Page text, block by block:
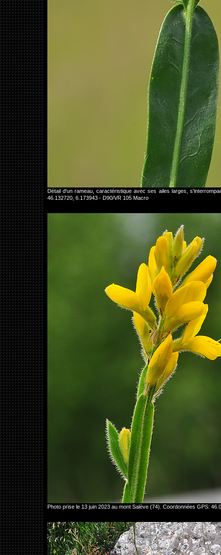
Détail d'un rameau, caractéristique avec ses ailes larges,
46.132720, 6.173943 - D90/VR 105 Macro
Photo prise le 13 juin 2023 au mont Salève (74). Coordonnées GPS: